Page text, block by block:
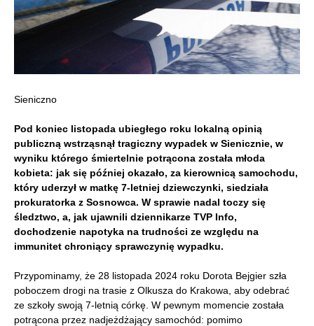
Sieniczno
Pod koniec listopada ubiegłego roku lokalną opinią
publiczną wstrząsnął tragiczny wypadek w Sienicznie, w
wyniku którego śmiertelnie potrącona została młoda
kobieta: jak się później okazało, za kierownicą samochodu,
który uderzył w matkę 7-letniej dziewczynki, siedziała
prokuratorka z Sosnowca. W sprawie nadal toczy się
śledztwo, a, jak ujawnili dziennikarze TVP Info,
dochodzenie napotyka na trudności ze względu na
immunitet chroniący sprawczynię wypadku.
Przypominamy, że 28 listopada 2024 roku Dorota Bejgier szła
poboczem drogi na trasie z Olkusza do Krakowa, aby odebrać
ze szkoły swoją 7-letnią córkę. W pewnym momencie została
potrącona przez nadjeżdżający samochód: pomimo